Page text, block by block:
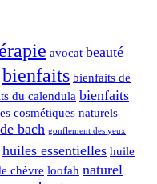
avocat beauté
bienfaits bienfaits de
du calendula bienfaits
cosmétiques naturels
bach gonflement des yeux
huiles essentielles huile
chèvre loofah naturel